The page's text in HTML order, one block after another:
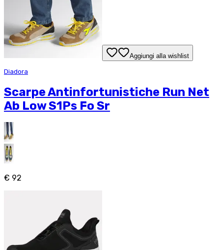
Aggiungi alla wishlist
Diadora
Scarpe Antinfortunistiche Run Net
Ab Low S1Ps Fo Sr
€ 92